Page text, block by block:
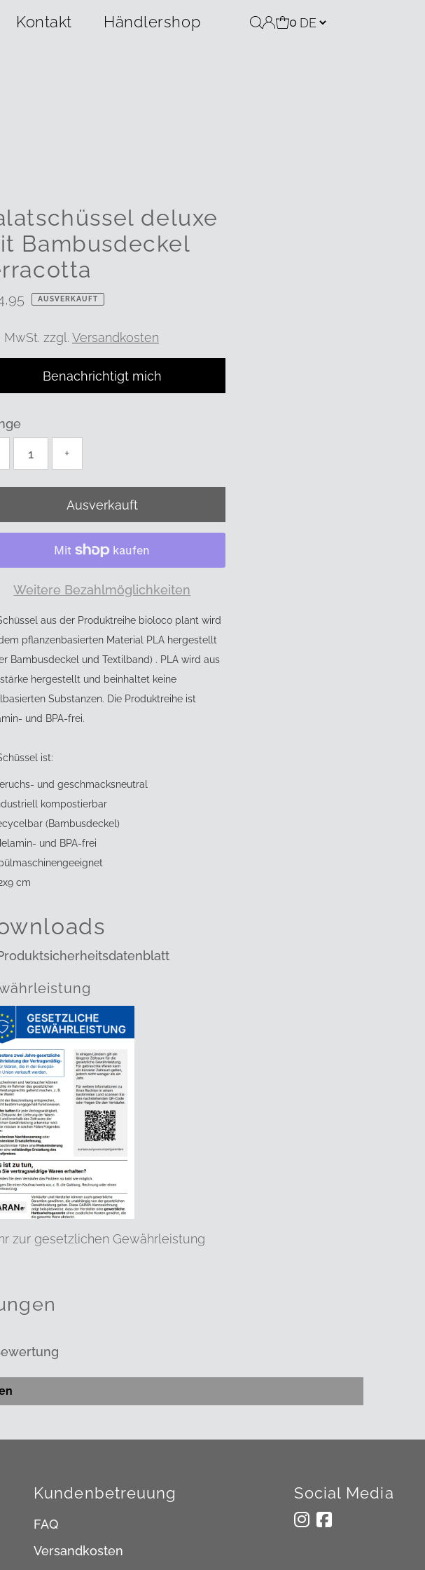
Kontakt Händlershop 0
deluxe
Bambusdeckel
AUSVERKAUFT
MwSt. zzgl. Versandkosten
Benachrichtigt mich
+
Weitere Bezahlmöglichkeiten
aus der Produktreihe bioloco plant wird
pflanzenbasierten Material PLA hergestellt
Bambusdeckel und Textilband) . PLA wird aus
hergestellt und beinhaltet keine
Substanzen. Die Produktreihe ist
und BPA-frei.
ist:
und geschmacksneutral
kompostierbar
(Bambusdeckel)
und BPA-frei
cm
zur gesetzlichen Gewährleistung
Kundenbetreuung
FAQ
Versandkosten
Social Media